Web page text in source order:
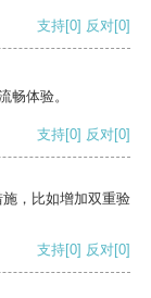
支持[0] 反对[0]
畅体验。
支持[0] 反对[0]
，比如增加双重验
支持[0] 反对[0]